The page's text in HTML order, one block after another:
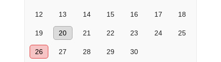
12 13 14 15 16 17 18
19 20 21 22 23 24 25
26 27 28 29 30